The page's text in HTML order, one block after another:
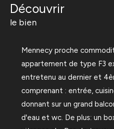
découvrir
le bien
Mennecy proche
appartement de type F3
entretenu au dernier et
comprenant : entrée,
donnant sur un grand
d'eau et wc. De plus: un